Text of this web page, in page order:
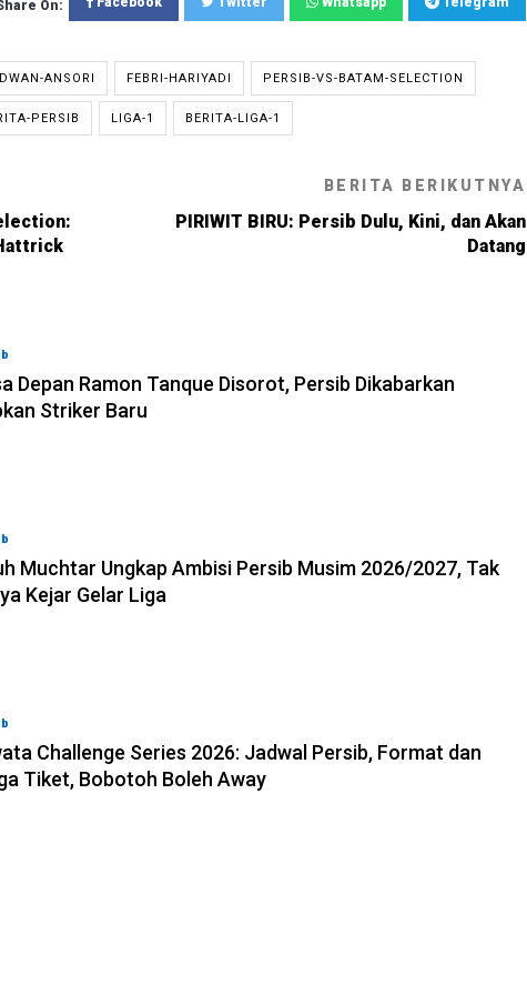
On:
ANSORI FEBRI-HARIYADI PERSIB-VS-BATAM-SELECTION
PERSIB LIGA-1 BERITA-LIGA-1
BERITA BERIKUTNYA
PIRIWIT BIRU: Persib Dulu, Kini, dan Akan
Datang
Depan Ramon Tanque Disorot, Persib Dikabarkan
Striker Baru
Muchtar Ungkap Ambisi Persib Musim 2026/2027, Tak
Kejar Gelar Liga
Challenge Series 2026: Jadwal Persib, Format dan
Tiket, Bobotoh Boleh Away